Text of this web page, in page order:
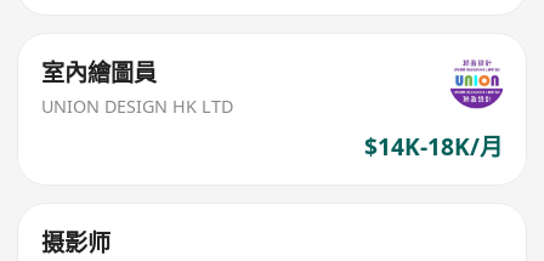
室內繪圖員
UNION DESIGN HK LTD
$14K-18K/月
摄影师